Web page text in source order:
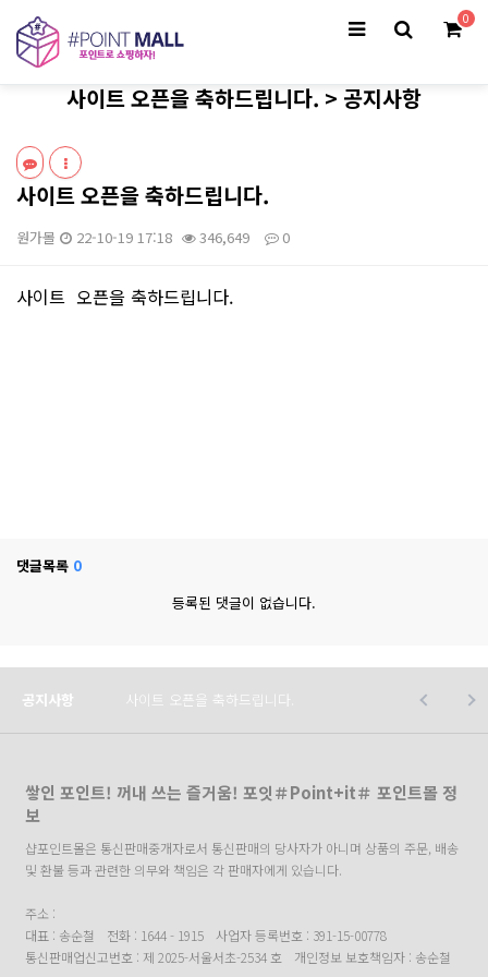
0
사이트 오픈을 축하드립니다. > 공지사항
사이트 오픈을 축하드립니다.
원가몰 22-10-19 17:18 346,649 0
본문
사이트 오픈을 축하드립니다.
댓글목록 0
등록된 댓글이 없습니다.
공지사항 사이트 오픈을 축하드립니다.
쌓인 포인트! 꺼내 쓰는 즐거움! 포잇＃Point+it＃ 포인트몰 정
보
샵포인트몰은 통신판매중개자로서 통신판매의 당사자가 아니며 상품의 주문, 배송
및 환불 등과 관련한 의무와 책임은 각 판매자에게 있습니다.
주소 :
대표 : 송순철
전화 : 1644 - 1915
사업자 등록번호 : 391-15-00778
통신판매업신고번호 : 제 2025-서울서초-2534 호
개인정보 보호책임자 : 송순철